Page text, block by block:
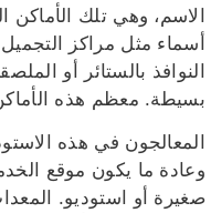
الاسم، وهي تلك
أسماء مثل مراكز التجميل
النوافذ بالستائر أو
بسيطة. معظم هذه
المعالجون في هذه
وعادة ما يكون موقع
صغيرة أو استوديو.